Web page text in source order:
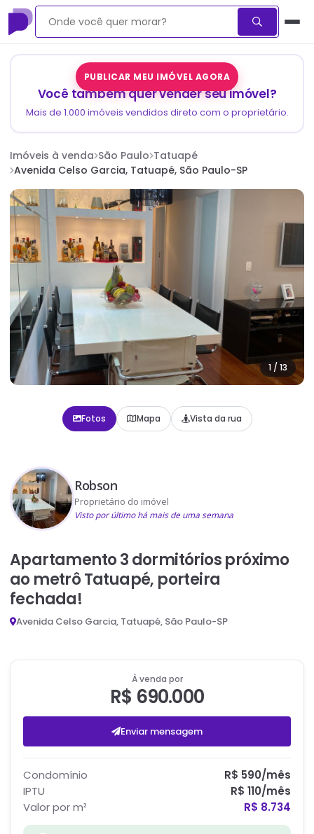
PUBLICAR MEU IMÓVEL AGORA
Você também quer vender seu imóvel?
Mais de 1.000 imóveis vendidos direto com o proprietário.
Imóveis à venda São Paulo Tatuapé
Avenida Celso Garcia, Tatuapé, São Paulo-SP
1 / 13
Fotos Mapa Vista da rua
Robson
Proprietário do imóvel
Visto por último há mais de uma semana
Apartamento 3 dormitórios próximo
ao metrô Tatuapé, porteira
fechada!
Avenida Celso Garcia, Tatuapé, São Paulo-SP
À venda por
R$ 690.000
Enviar mensagem
Condomínio R$ 590/mês
IPTU
R$ 110/mês
Valor por m²
R$ 8.734